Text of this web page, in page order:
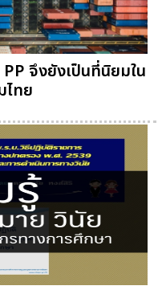
จึงยังเป็นที่นิยมใน
ไทย